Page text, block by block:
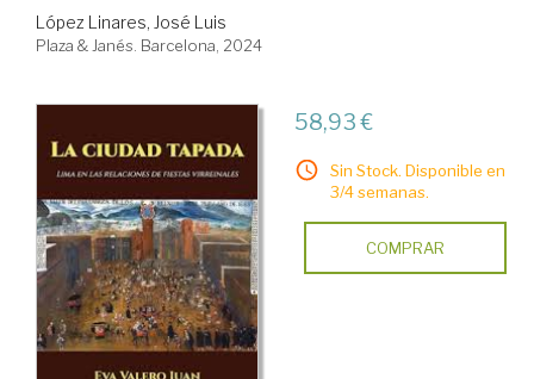
López Linares, José Luis
Plaza & Janés. Barcelona, 2024
58,93 €
Sin Stock. Disponible en
3/4 semanas.
COMPRAR